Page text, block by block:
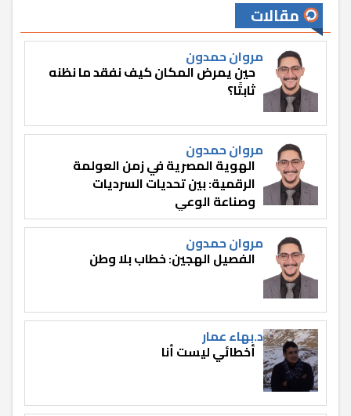
مقالات
مروان حمدون
حين يمرض المكان كيف نفقد ما نظنه
ثابتًا؟
مروان حمدون
الهوية المصرية في زمن العولمة
الرقمية: بين تحديات السرديات
وصناعة الوعي
مروان حمدون
الفصيل الهجين: خطاب بلا وطن
د.بهاء عمار
أخطائي ليست أنا